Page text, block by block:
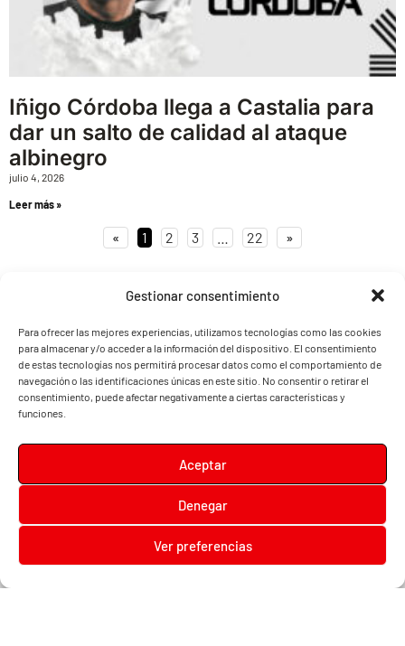
Gestionar consentimiento
Para ofrecer las mejores experiencias, utilizamos tecnologías como las cookies
para almacenar y/o acceder a la información del dispositivo. El consentimiento
de estas tecnologías nos permitirá procesar datos como el comportamiento de
navegación o las identificaciones únicas en este sitio. No consentir o retirar el
consentimiento, puede afectar negativamente a ciertas características y
funciones.
Aceptar
Denegar
Ver preferencias
Iñigo Córdoba llega a Castalia para
dar un salto de calidad al ataque
albinegro
julio 4, 2026
Leer más »
« 1 2 3 22 »
Diari la Terreta
, un diario digital en el que podrás encontrar noticias de toda la